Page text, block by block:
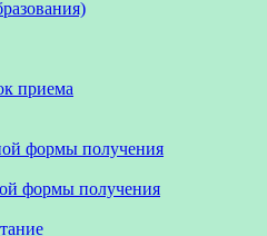
приема
формы получения
формы получения